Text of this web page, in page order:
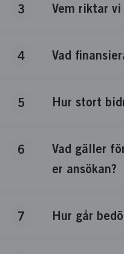
3 Vem riktar
4 Vad
5 Hur stort
6
Vad gäller
er ansökan?
7 Hur går